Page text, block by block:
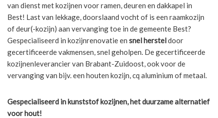
van dienst met kozijnen voor ramen, deuren en dakkapel in
Best! Last van lekkage, doorslaand vocht of is een raamkozijn
of deur(-kozijn) aan vervanging toe in de gemeente Best?
Gespecialiseerd in kozijnrenovatie en snel hersteldoor
gecertificeerde vakmensen, snel geholpen. De gecertificeerde
kozijnenleverancier van Brabant-Zuidoost, ook voor de
vervanging van bijv. een houten kozijn, cq aluminium of metaal.
Gespecialiseerd in kunststof kozijnen, het duurzame alternatief
voor hout!